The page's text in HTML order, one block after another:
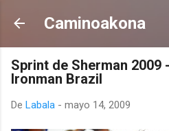
Ir al contenido
Caminoakona
Sprint de Sherman 2009
Ironman Brazil
De Labala - mayo 14, 2009